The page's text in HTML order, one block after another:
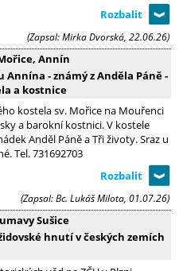
(Zapsal: Mirka Dvorská, 22.06.26)
Annín
- známý z Anděla Páně -
a kostnice
kostela sv. Mořice na Mouřenci
a barokní kostnici. V kostele
Anděl Páně a Tři životy. Sraz u
Tel. 731692703
(Zapsal: Bc. Lukáš Milota, 01.07.26)
Sušice
hnutí v českých zemích